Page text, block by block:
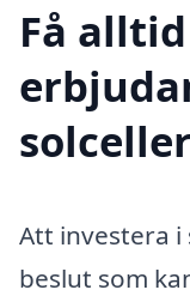
Få
Att investera i
beslut som